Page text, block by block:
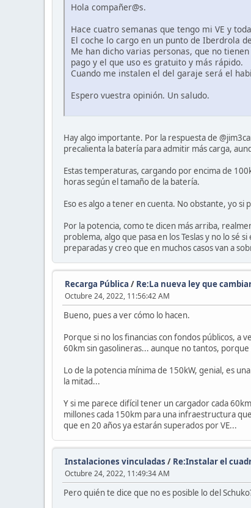
Hola compañer@s.
Hace cuatro semanas que tengo mi VE y
El coche lo cargo en un punto de Iberdrola
Me han dicho varias personas, que no
pago y el que uso es gratuito y más rápido.
Cuando me instalen el del garaje será el
Espero vuestra opinión. Un saludo.
Hay algo importante. Por la respuesta de
precalienta la batería para admitir más carga,
Estas temperaturas, cargando por encima de
horas según el tamaño de la batería.
Eso es algo a tener en cuenta. No obstante, yo
Por la potencia, como te dicen más arriba,
problema, algo que pasa en los Teslas y no lo sé
preparadas y creo que en muchos casos van a
Recarga Pública / Re:La nueva ley que
Octubre 24, 2022, 11:56:42 AM
Bueno, pues a ver cómo lo hacen.
Porque si no los financias con fondos públicos, a
60km sin gasolineras... aunque no tantos,
Lo de la potencia mínima de 150kW, genial, es
la mitad...
Y si me parece difícil tener un cargador cada
millones cada 150km para una infraestructura
que en 20 años ya estarán superados por VE...
Instalaciones vinculadas / Re:Instalar el
Octubre 24, 2022, 11:49:34 AM
Pero quién te dice que no es posible lo del